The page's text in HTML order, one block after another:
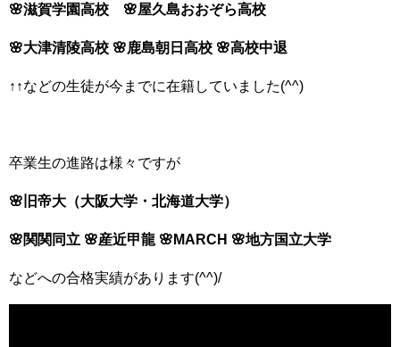
🌸滋賀学園高校 🌸屋久島おおぞら高校
🌸大津清陵高校 🌸鹿島朝日高校 🌸高校中退
↑↑などの生徒が今までに在籍していました(^^)
卒業生の進路は様々ですが
🌸旧帝大（大阪大学・北海道大学）
🌸関関同立 🌸産近甲龍 🌸MARCH 🌸地方国立大学
などへの合格実績があります(^^)/